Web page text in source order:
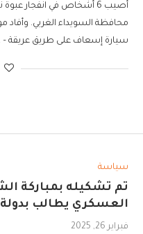
أصيب 6 أشخاص في انفجار
محافظة السويداء الغربي. وأفاد
سيارة إسعاف على طريق عريقة –
سياسة
تم تشكيله بمباركة
العسكري يطالب بدولة
فبراير 26, 2025